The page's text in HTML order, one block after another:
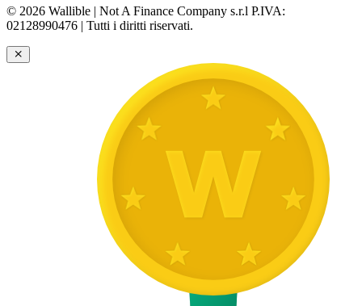
© 2026 Wallible | Not A Finance Company s.r.l P.IVA:
02128990476 | Tutti i diritti riservati.